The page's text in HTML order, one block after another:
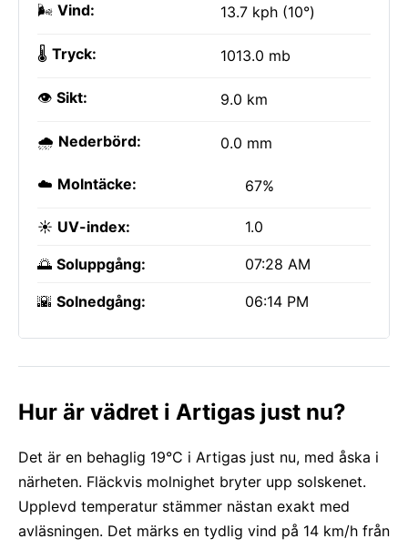
🌬️ Vind: 13.7 kph (10°)
🌡️ Tryck: 1013.0 mb
👁️ Sikt: 9.0 km
🌧️ Nederbörd: 0.0 mm
☁️ Molntäcke: 67%
☀️ UV-index: 1.0
🌅 Soluppgång: 07:28 AM
🌇 Solnedgång: 06:14 PM
Hur är vädret i Artigas just nu?
Det är en behaglig 19°C i Artigas just nu, med åska i
närheten. Fläckvis molnighet bryter upp solskenet.
Upplevd temperatur stämmer nästan exakt med
avläsningen. Det märks en tydlig vind på 14 km/h från